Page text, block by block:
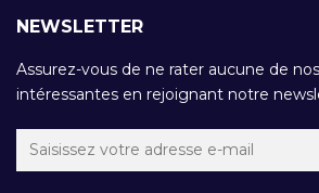
NEWSLETTER
Assurez-vous de ne rater aucune de
intéressantes en rejoignant notre